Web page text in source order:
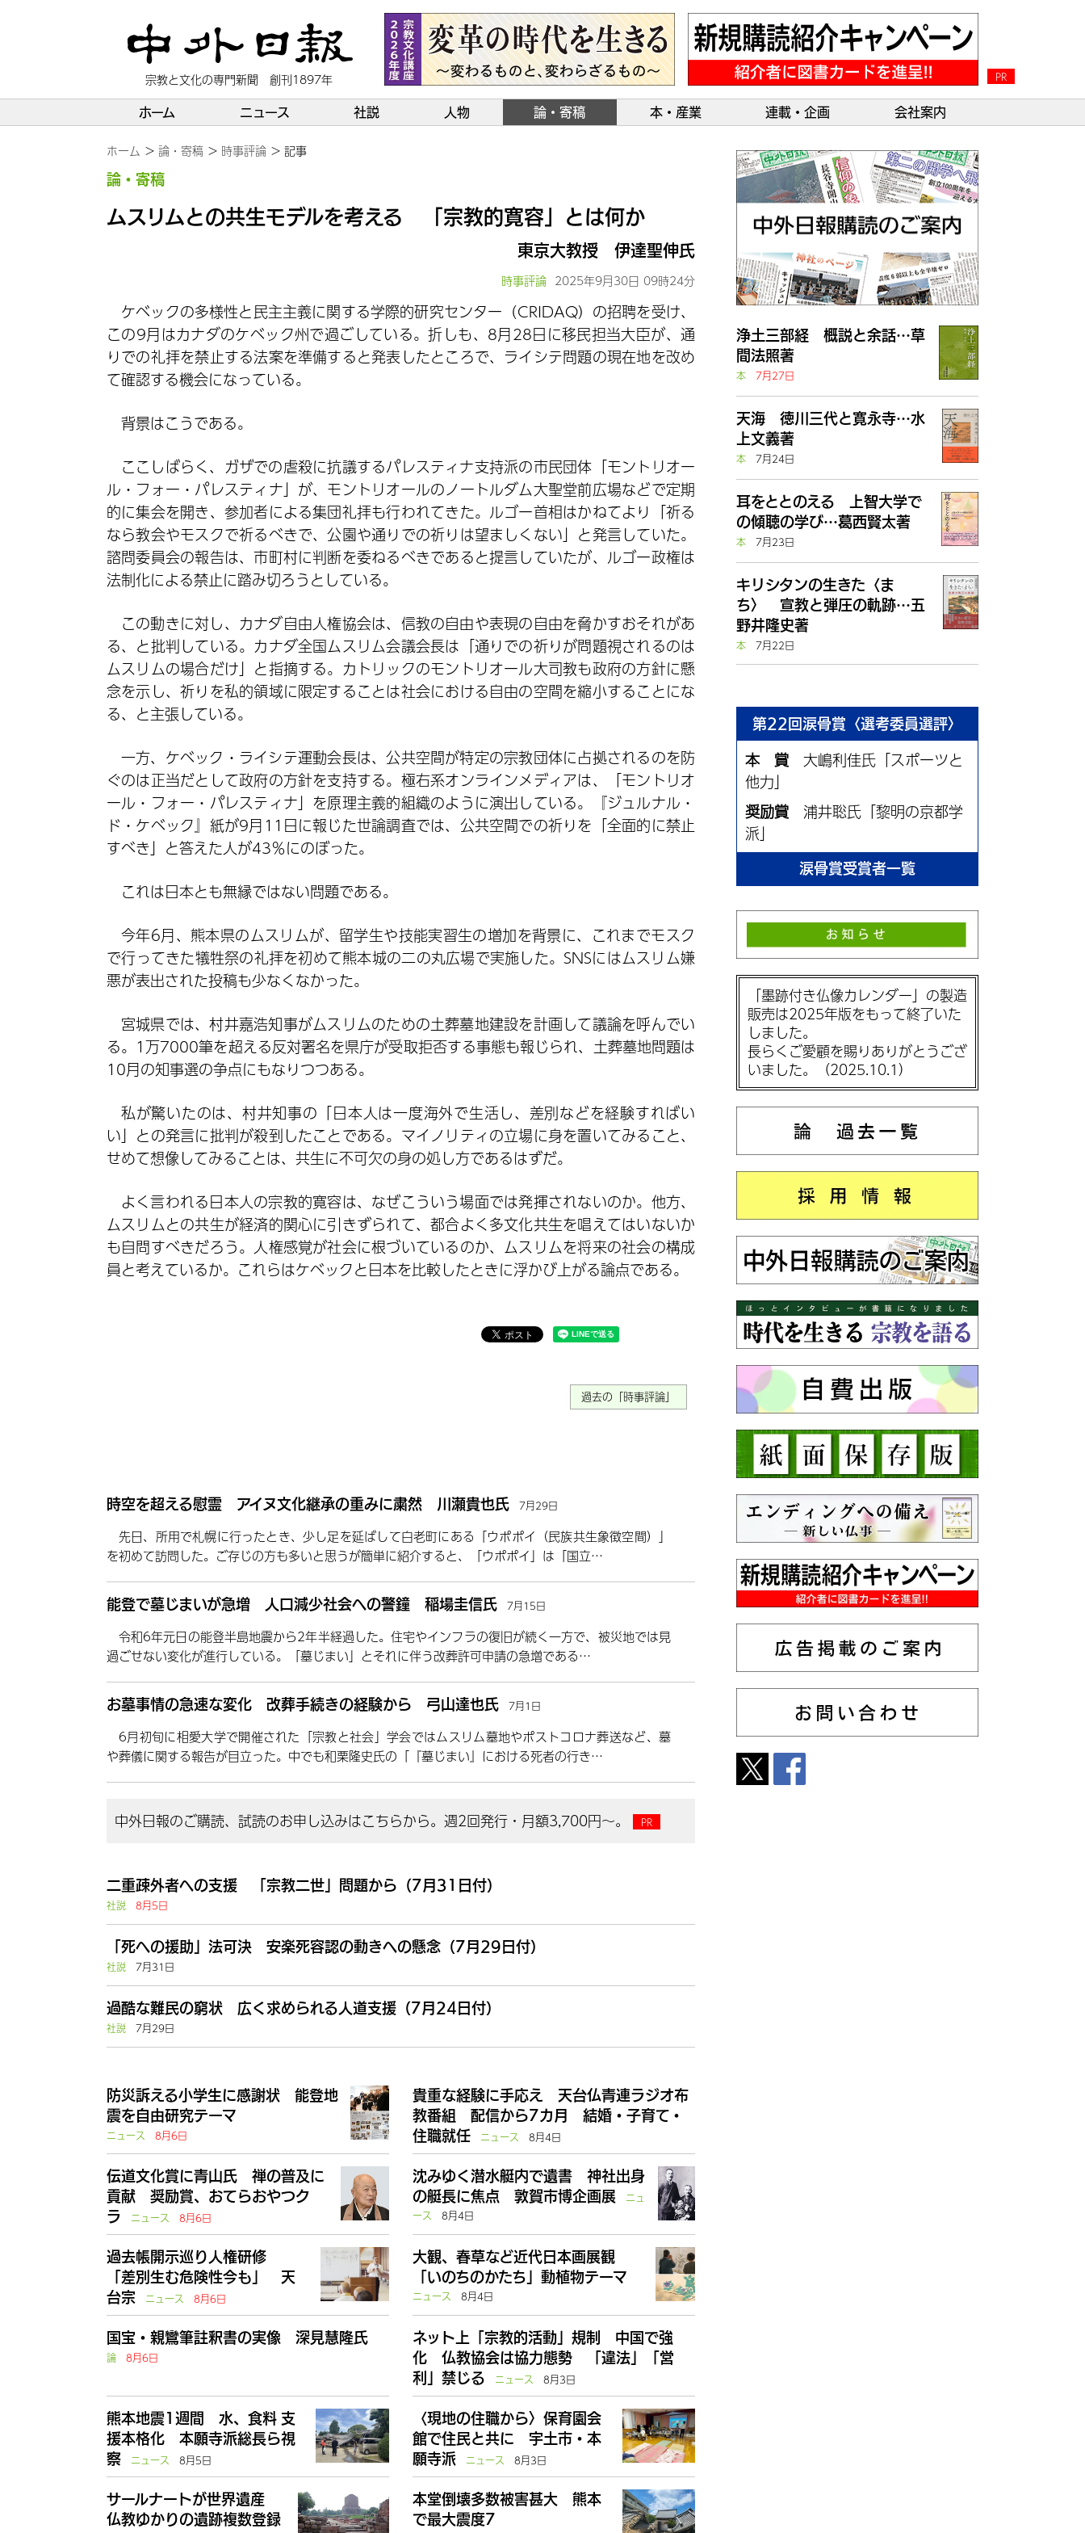
PR
宗教と文化の専門新聞 創刊1897年
ホーム ニュース 社説 人物 論・寄稿 本・産業 連載・企画 会社案内
ホーム 論・寄稿 時事評論 記事
論・寄稿
ムスリムとの共生モデルを考える 「宗教的寛容」とは何か
東京大教授 伊達聖伸氏
時事評論 2025年9月30日 09時24分
ケベックの多様性と民主主義に関する学際的研究センター（CRIDAQ）の招聘を受け、
この9月はカナダのケベック州で過ごしている。折しも、8月28日に移民担当大臣が、通
りでの礼拝を禁止する法案を準備すると発表したところで、ライシテ問題の現在地を改め
て確認する機会になっている。
背景はこうである。
ここしばらく、ガザでの虐殺に抗議するパレスティナ支持派の市民団体「モントリオー
ル・フォー・パレスティナ」が、モントリオールのノートルダム大聖堂前広場などで定期
的に集会を開き、参加者による集団礼拝も行われてきた。ルゴー首相はかねてより「祈る
なら教会やモスクで祈るべきで、公園や通りでの祈りは望ましくない」と発言していた。
諮問委員会の報告は、市町村に判断を委ねるべきであると提言していたが、ルゴー政権は
法制化による禁止に踏み切ろうとしている。
この動きに対し、カナダ自由人権協会は、信教の自由や表現の自由を脅かすおそれがあ
る、と批判している。カナダ全国ムスリム会議会長は「通りでの祈りが問題視されるのは
ムスリムの場合だけ」と指摘する。カトリックのモントリオール大司教も政府の方針に懸
念を示し、祈りを私的領域に限定することは社会における自由の空間を縮小することにな
る、と主張している。
一方、ケベック・ライシテ運動会長は、公共空間が特定の宗教団体に占拠されるのを防
ぐのは正当だとして政府の方針を支持する。極右系オンラインメディアは、「モントリオ
ール・フォー・パレスティナ」を原理主義的組織のように演出している。『ジュルナル・
ド・ケベック』紙が9月11日に報じた世論調査では、公共空間での祈りを「全面的に禁止
すべき」と答えた人が43％にのぼった。
これは日本とも無縁ではない問題である。
今年6月、熊本県のムスリムが、留学生や技能実習生の増加を背景に、これまでモスク
で行ってきた犠牲祭の礼拝を初めて熊本城の二の丸広場で実施した。SNSにはムスリム嫌
悪が表出された投稿も少なくなかった。
宮城県では、村井嘉浩知事がムスリムのための土葬墓地建設を計画して議論を呼んでい
る。1万7000筆を超える反対署名を県庁が受取拒否する事態も報じられ、土葬墓地問題は
10月の知事選の争点にもなりつつある。
私が驚いたのは、村井知事の「日本人は一度海外で生活し、差別などを経験すればい
い」との発言に批判が殺到したことである。マイノリティの立場に身を置いてみること、
せめて想像してみることは、共生に不可欠の身の処し方であるはずだ。
よく言われる日本人の宗教的寛容は、なぜこういう場面では発揮されないのか。他方、
ムスリムとの共生が経済的関心に引きずられて、都合よく多文化共生を唱えてはいないか
も自問すべきだろう。人権感覚が社会に根づいているのか、ムスリムを将来の社会の構成
員と考えているか。これらはケベックと日本を比較したときに浮かび上がる論点である。
過去の「時事評論」
時空を超える慰霊 アイヌ文化継承の重みに粛然 川瀬貴也氏 7月29日
先日、所用で札幌に行ったとき、少し足を延ばして白老町にある「ウポポイ（民族共生象徴空間）」
を初めて訪問した。ご存じの方も多いと思うが簡単に紹介すると、「ウポポイ」は「国立…
能登で墓じまいが急増 人口減少社会への警鐘 稲場圭信氏 7月15日
令和6年元日の能登半島地震から2年半経過した。住宅やインフラの復旧が続く一方で、被災地では見
過ごせない変化が進行している。「墓じまい」とそれに伴う改葬許可申請の急増である…
お墓事情の急速な変化 改葬手続きの経験から 弓山達也氏 7月1日
6月初旬に相愛大学で開催された「宗教と社会」学会ではムスリム墓地やポストコロナ葬送など、墓
や葬儀に関する報告が目立った。中でも和栗隆史氏の「『墓じまい』における死者の行き…
中外日報のご購読、試読のお申し込みはこちらから。週2回発行・月額3,700円～。
二重疎外者への支援 「宗教二世」問題から（7月31日付）
社説
8月5日
「死への援助」法可決 安楽死容認の動きへの懸念（7月29日付）
社説
7月31日
過酷な難民の窮状 広く求められる人道支援（7月24日付）
社説
7月29日
防災訴える小学生に感謝状 能登地
震を自由研究テーマ
ニュース
8月6日
伝道文化賞に青山氏 禅の普及に
貢献 奨励賞、おてらおやつク
ラ
ニュース 8月6日
過去帳開示巡り人権研修
「差別生む危険性今も」 天
台宗
ニュース 8月6日
国宝・親鸞筆註釈書の実像 深見慧隆氏
論
8月6日
熊本地震1週間 水、食料 支
援本格化 本願寺派総長ら視
察
ニュース 8月5日
サールナートが世界遺産
仏教ゆかりの遺跡複数登録
貴重な経験に手応え 天台仏青連ラジオ布
教番組 配信から7カ月 結婚・子育て・
住職就任
ニュース 8月4日
沈みゆく潜水艇内で遺書 神社出身
の艇長に焦点 敦賀市博企画展
ニュ
ース
8月4日
大観、春草など近代日本画展観
「いのちのかたち」動植物テーマ
ニュース
8月4日
ネット上「宗教的活動」規制 中国で強
化 仏教協会は協力態勢 「違法」「営
利」禁じる
ニュース 8月3日
〈現地の住職から〉保育園会
館で住民と共に 宇土市・本
願寺派
ニュース 8月3日
本堂倒壊多数被害甚大 熊本
で最大震度7
浄土三部経 概説と余話…草
間法照著
本
7月27日
天海 徳川三代と寛永寺…水
上文義著
本
7月24日
耳をととのえる 上智大学で
の傾聴の学び…葛西賢太著
本
7月23日
キリシタンの生きた〈ま
ち〉 宣教と弾圧の軌跡…五
野井隆史著
本
7月22日
第22回涙骨賞〈選考委員選評〉
本 賞
大嶋利佳氏「スポーツと
他力」
奨励賞
浦井聡氏「黎明の京都学
派」
涙骨賞受賞者一覧
「墨跡付き仏像カレンダー」の製造
販売は2025年版をもって終了いた
しました。
長らくご愛顧を賜りありがとうござ
いました。（2025.10.1）